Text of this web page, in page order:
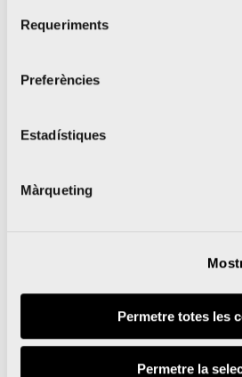
Requeriments
Preferències
Estadístiques
Màrqueting
Permetre totes les
Permetre la
Notícies relacionades
València
d’atletisme del
ciutat
Lleguir